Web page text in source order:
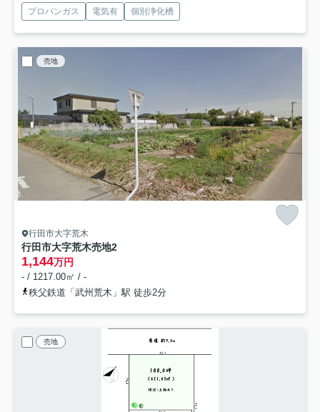
プロパンガス 電気有 個別浄化槽
売地
行田市大字荒木
行田市大字荒木売地2
1,144万円
- / 1217.00㎡ / -
秩父鉄道「武州荒木」駅 徒歩2分
売地